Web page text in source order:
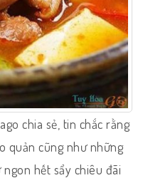
chia sẻ, tin chắc rằng
quản cũng như những
hết sẩy chiêu đãi